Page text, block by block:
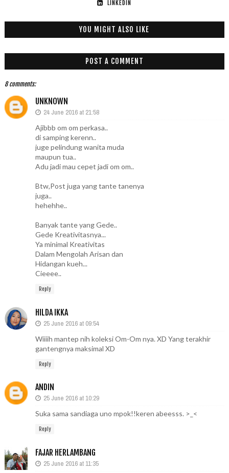
LINKEDIN
YOU MIGHT ALSO LIKE
POST A COMMENT
8 comments:
UNKNOWN
24 June 2016 at 21:58
Ajibbb om om perkasa..
di samping kerenn..
juge pelindung wanita muda
maupun tua..
Adu jadi mau cepet jadi om om..
Btw,Post juga yang tante tanenya
juga..
hehehhe..
Banyak tante yang Gede..
Gede Kreativitasnya...
Ya minimal Kreativitas
Dalam Mengolah Arisan dan
Hidangan kueh...
Cieeee..
Reply
HILDA IKKA
25 June 2016 at 09:54
Wiiiih mantep nih koleksi Om-Om nya. XD Yang terakhir
gantengnya maksimal XD
Reply
ANDIN
25 June 2016 at 10:29
Suka sama sandiaga uno mpok!!keren abeesss. >_<
Reply
FAJAR HERLAMBANG
25 June 2016 at 11:35